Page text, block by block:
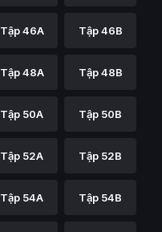
Tập 46A Tập 46B
Tập 48A Tập 48B
Tập 50A Tập 50B
Tập 52A Tập 52B
Tập 54A Tập 54B